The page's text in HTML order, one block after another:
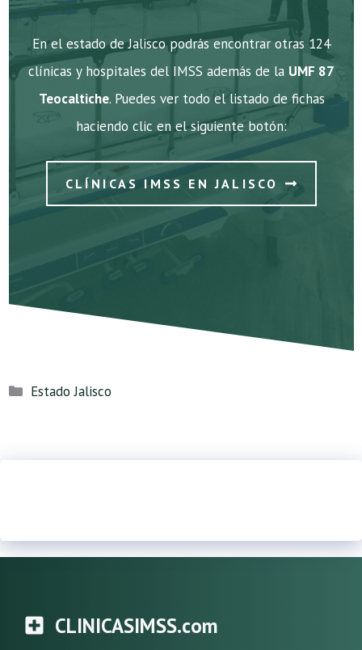
En el estado de Jalisco podrás encontrar otras 124
clínicas y hospitales del IMSS además de la UMF 87
Teocaltiche. Puedes ver todo el listado de fichas
haciendo clic en el siguiente botón:
CLÍNICAS IMSS EN JALISCO
Categorías
Estado Jalisco
CLINICASIMSS.com